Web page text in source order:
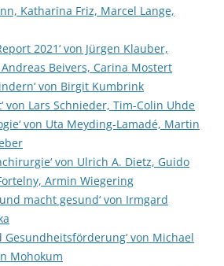
Katharina Friz, Marcel Lange,
2021‘ von Jürgen Klauber,
Andreas Beivers, Carina Mostert
von Birgit Kumbrink
von Lars Schnieder, Tim-Colin Uhde
von Uta Meyding-Lamadé, Martin
von Ulrich A. Dietz, Guido
Armin Wiegering
macht gesund‘ von Irmgard
Gesundheitsförderung‘ von Michael
Mohokum